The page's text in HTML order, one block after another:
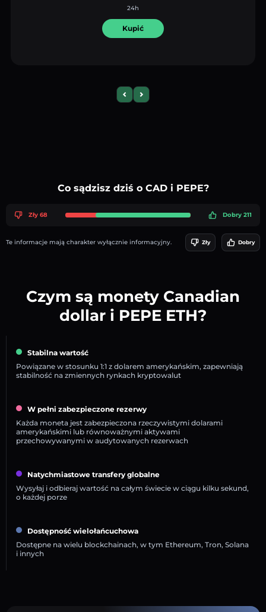
24h
Kupić
Previous slide
Next slide
Co sądzisz dziś o CAD i PEPE?
Zły 68 Dobry 211
Te informacje mają charakter wyłącznie informacyjny. Zły Dobry
Czym są monety Canadian
dollar i PEPE ETH?
Stabilna wartość
Powiązane w stosunku 1:1 z dolarem amerykańskim, zapewniają
stabilność na zmiennych rynkach kryptowalut
W pełni zabezpieczone rezerwy
Każda moneta jest zabezpieczona rzeczywistymi dolarami
amerykańskimi lub równoważnymi aktywami
przechowywanymi w audytowanych rezerwach
Natychmiastowe transfery globalne
Wysyłaj i odbieraj wartość na całym świecie w ciągu kilku sekund,
o każdej porze
Dostępność wielołańcuchowa
Dostępne na wielu blockchainach, w tym Ethereum, Tron, Solana
i innych